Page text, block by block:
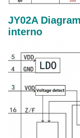
JY02A
interno